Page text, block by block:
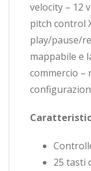
velocity – 12
pitch control
play/pause/
mappabile e
commercio –
25 tasti